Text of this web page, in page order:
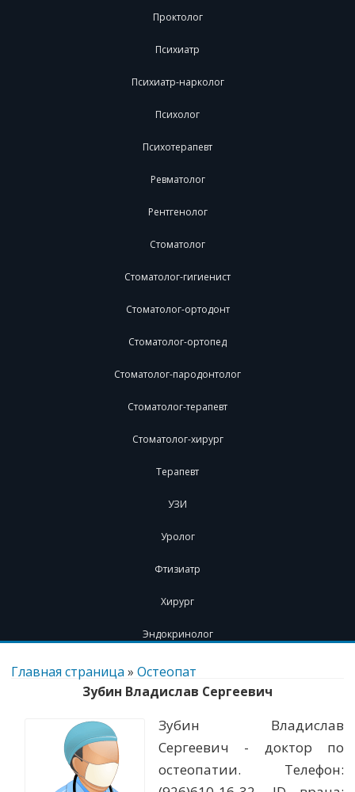
Проктолог
Психиатр
Психиатр-нарколог
Психолог
Психотерапевт
Ревматолог
Рентгенолог
Стоматолог
Стоматолог-гигиенист
Стоматолог-ортодонт
Стоматолог-ортопед
Стоматолог-пародонтолог
Стоматолог-терапевт
Стоматолог-хирург
Терапевт
УЗИ
Уролог
Фтизиатр
Хирург
Эндокринолог
Перейти
содержимому
Главная страница » Остеопат
Зубин Владислав Сергеевич
Зубин Владислав
Сергеевич - доктор по
остеопатии. Телефон: